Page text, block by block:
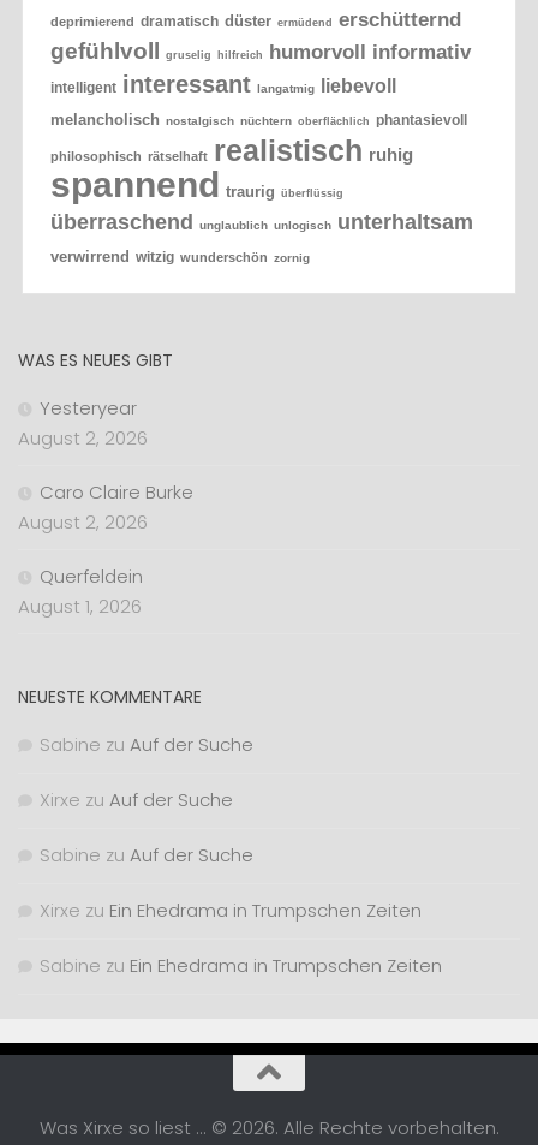
deprimierend dramatisch düster ermüdend erschütternd
gefühlvoll gruselig hilfreich humorvoll informativ
intelligent interessant langatmig liebevoll
melancholisch nostalgisch nüchtern oberflächlich phantasievoll
philosophisch rätselhaft realistisch ruhig
spannend traurig überflüssig
überraschend unglaublich unlogisch unterhaltsam
verwirrend witzig wunderschön zornig
WAS ES NEUES GIBT
Yesteryear
August 2, 2026
Caro Claire Burke
August 2, 2026
Querfeldein
August 1, 2026
NEUESTE KOMMENTARE
Sabine zu Auf der Suche
Xirxe zu Auf der Suche
Sabine zu Auf der Suche
Xirxe zu Ein Ehedrama in Trumpschen Zeiten
Sabine zu Ein Ehedrama in Trumpschen Zeiten
Was Xirxe so liest ... © 2026. Alle Rechte vorbehalten.